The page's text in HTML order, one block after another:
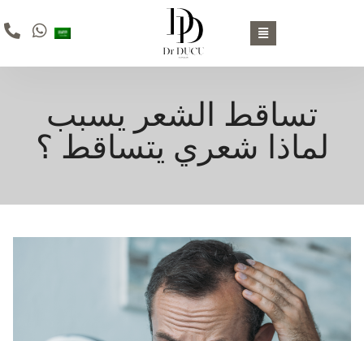
تساقط الشعر يسبب
لماذا شعري يتساقط ؟